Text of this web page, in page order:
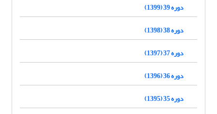
دوره 39 (1399)
دوره 38 (1398)
دوره 37 (1397)
دوره 36 (1396)
دوره 35 (1395)